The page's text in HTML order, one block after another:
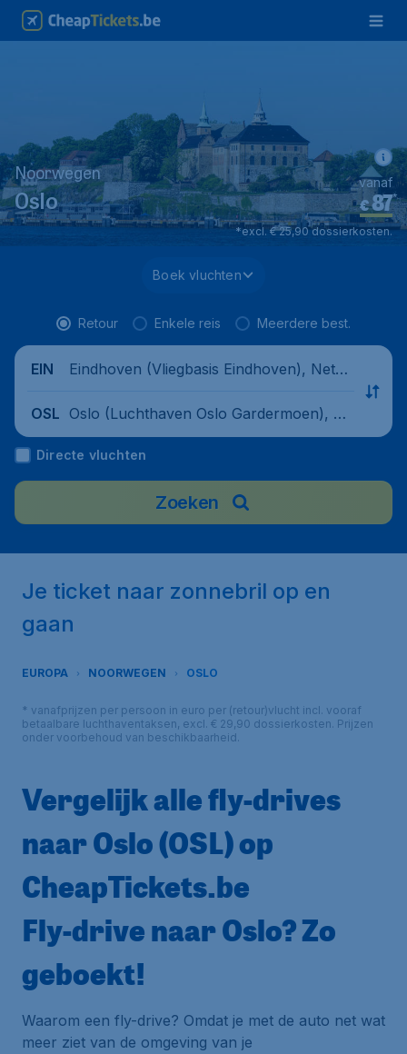
Noorwegen
Oslo €87*
vanaf
*excl. € 25,90 dossierkosten.
Boek vluchten
Retour Enkele reis Meerdere best.
EIN
Eindhoven (Vliegbasis Eindhoven), Nethe
OSL Oslo (Luchthaven Oslo Gardermoen), No
rway
Directe vluchten
Zoeken
Je ticket naar zonnebril op en
gaan
EUROPA NOORWEGEN OSLO
* vanafprijzen per persoon in euro per (retour)vlucht incl. vooraf
betaalbare luchthaventaksen, excl. € 29,90 dossierkosten. Prijzen
onder voorbehoud van beschikbaarheid.
Vergelijk alle fly-drives
naar Oslo (OSL) op
CheapTickets.be
Fly-drive naar Oslo? Zo
geboekt!
Waarom een fly-drive? Omdat je met de auto net wat
meer ziet van de omgeving van je